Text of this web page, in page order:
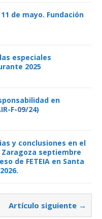
de mayo. Fundación
especiales
2025
en
F-09/24)
y conclusiones en el
Zaragoza septiembre
de FETEIA en Santa
Artículo siguiente →